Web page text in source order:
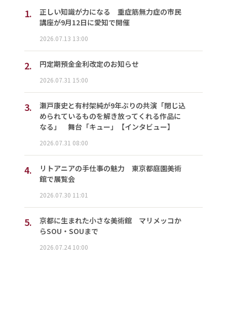
1.
正しい知識が力になる 重症筋無力症の市民
講座が9月12日に愛知で開催
2026.07.13 13:00
2. 円定期預金金利改定のお知らせ
2026.07.31 15:00
3.
瀬戸康史と有村架純が9年ぶりの共演「閉じ込
められているものを解き放ってくれる作品に
なる」 舞台「キュー」【インタビュー】
2026.07.31 08:00
4.
リトアニアの手仕事の魅力 東京都庭園美術
館で展覧会
2026.07.30 11:01
5.
京都に生まれた小さな美術館 マリメッコか
らSOU・SOUまで
2026.07.24 10:00